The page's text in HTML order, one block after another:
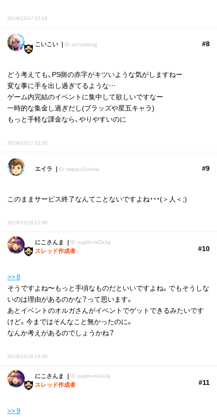
2019/12/17 22:16
こいこい ID: int7zb6ihqjj #8
どう考えても、PS側の赤字がキツいような気がしますねー
変な事に手を出し過ぎてるような…
ゲーム内完結のイベントに集中して欲しいですなー
一時的な集金し過ぎだし(ブラッズや星五キャラ)
もっと手軽な課金なら、やりやすいのに
2019/12/17 22:32
エイラ ID: nwpqux2is4mq #9
このままサービス終了なんてことないですよね・・・(＞人＜;)
2019/12/18 12:38
にこさんま ID: pyjq8nm42s3g
スレッド作成者 #10
>> 8
そうですよね〜もっと手頃なものだといいですよね。でもそうしな
いのは理由があるのかな？って思います。
あとイベントのオルガさんがイベントでゲットできるみたいです
けど。今まではそんなこと無かったのに。
なんか考えがあるのでしょうかね？
2019/12/18 13:30
にこさんま ID: pyjq8nm42s3g
スレッド作成者 #11
>> 9